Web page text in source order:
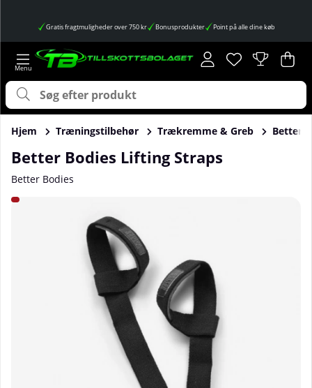
Gratis fragtmuligheder over 750 kr Bonusprodukter Point på alle dine køb
Ønskeliste
Antal på
. .
Hjem Træningstilbehør Trækremme & Greb Better
Better Bodies Lifting Straps
Better Bodies
Produktbilleder Better Bodies Lifting Straps